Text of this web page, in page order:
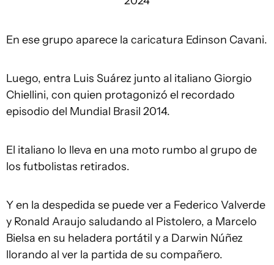
En ese grupo aparece la caricatura Edinson Cavani.
Luego, entra Luis Suárez junto al italiano Giorgio
Chiellini, con quien protagonizó el recordado
episodio del Mundial Brasil 2014.
El italiano lo lleva en una moto rumbo al grupo de
los futbolistas retirados.
Y en la despedida se puede ver a Federico Valverde
y Ronald Araujo saludando al Pistolero, a Marcelo
Bielsa en su heladera portátil y a Darwin Núñez
llorando al ver la partida de su compañero.